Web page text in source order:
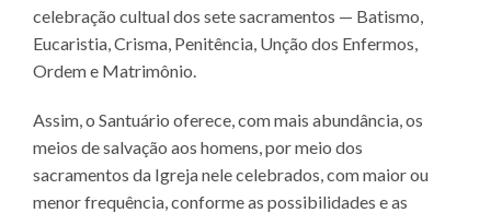
celebração cultual dos sete sacramentos — Batismo,
Eucaristia, Crisma, Penitência, Unção dos Enfermos,
Ordem e Matrimônio.
Assim, o Santuário oferece, com mais abundância, os
meios de salvação aos homens, por meio dos
sacramentos da Igreja nele celebrados, com maior ou
menor frequência, conforme as possibilidades e as